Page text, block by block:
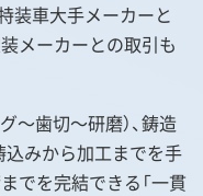
装車大手メーカーと
メーカーとの取引も
～歯切～研磨）、鋳造
みから加工までを手
でを完結できる「一貫